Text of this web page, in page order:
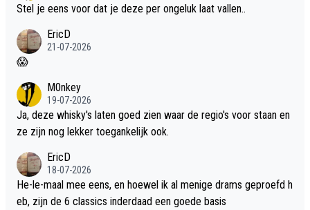
Stel je eens voor dat je deze per ongeluk laat vallen..
EricD
21-07-2026
😱
M0nkey
19-07-2026
Ja, deze whisky's laten goed zien waar de regio's voor staan en
ze zijn nog lekker toegankelijk ook.
EricD
18-07-2026
He-le-maal mee eens, en hoewel ik al menige drams geproefd h
eb, zijn de 6 classics inderdaad een goede basis